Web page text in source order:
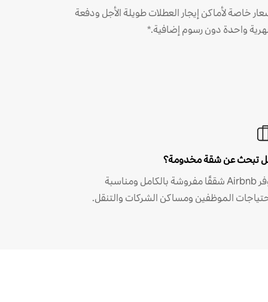
خاصة لأماكن إيجار العطلات طويلة الأجل ودفعة
واحدة دون رسوم إضافية.*
تبحث عن شقة مخدومة؟
توفر Airbnb شققًا مفروشة بالكامل ومناسبة
الموظفين ومساكن الشركات والتنقل.